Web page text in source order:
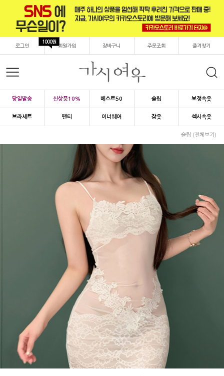
로그인 회원가입
1000원
장바구니 주문조회 즐겨찾기
당일발송 신상품10% 베스트50 슬립 보정속옷
브라세트 팬티 이너웨어 잠옷 섹시속옷
슬립 (전체보기)